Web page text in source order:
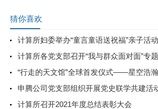
猜你喜欢
计算所妇委举办“童言童语送祝福”亲子活动
计算所各党支部召开“我与群众面对面”专
“行走的天文馆”全球首发仪式——星空浩瀚无
申腾公司党支部组织开展党史联学共建活
计算所召开2021年度总结表彰大会